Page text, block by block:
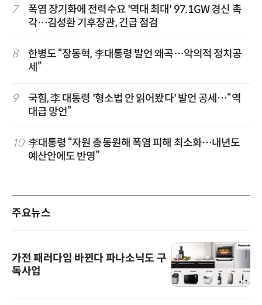
7
폭염 장기화에 전력수요 '역대 최대' 97.1GW 경신 촉
각…김성환 기후장관, 긴급 점검
8
한병도 “장동혁, 李대통령 발언 왜곡…악의적 정치공
세”
9
국힘, 李 대통령 '형소법 안 읽어봤다' 발언 공세…“역
대급 망언”
10 李대통령 “자원 총동원해 폭염 피해 최소화…내년도
예산안에도 반영”
주요뉴스
가전 패러다임 바뀐다 파나소닉도 구
독사업